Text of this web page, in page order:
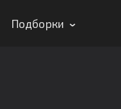
Подборки